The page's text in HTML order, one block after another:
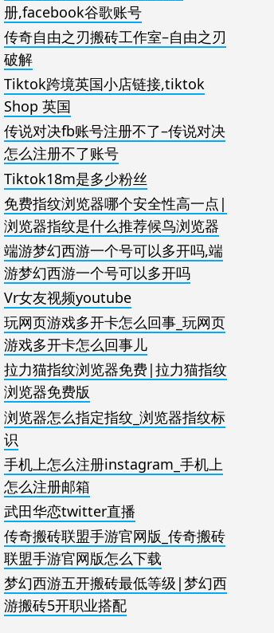
册,facebook谷歌账号
传奇自由之刃搬砖工作室–自由之刃
破解
Tiktok跨境英国小店链接,tiktok
Shop 英国
传说对决fb账号注册不了–传说对决
怎么注册不了账号
Tiktok18m是多少粉丝
免费指纹浏览器哪个安全性高一点|
浏览器指纹是什么推荐候鸟浏览器
端游梦幻西游一个号可以多开吗,端
游梦幻西游一个号可以多开吗
Vr女友视频youtube
玩网页游戏多开卡怎么回事_玩网页
游戏多开卡怎么回事儿
拉力猫指纹浏览器免费|拉力猫指纹
浏览器免费版
浏览器怎么指定指纹_浏览器指纹标
识
手机上怎么注册instagram_手机上
怎么注册邮箱
武田华恋twitter直播
传奇搬砖联盟手游官网版_传奇搬砖
联盟手游官网版怎么下载
梦幻西游五开搬砖最低等级|梦幻西
游搬砖5开职业搭配